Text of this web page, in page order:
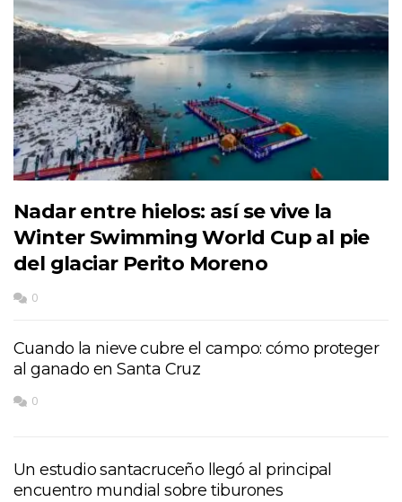
Nadar entre hielos: así se vive la
Winter Swimming World Cup al pie
del glaciar Perito Moreno
0
Cuando la nieve cubre el campo: cómo proteger
al ganado en Santa Cruz
0
Un estudio santacruceño llegó al principal
encuentro mundial sobre tiburones